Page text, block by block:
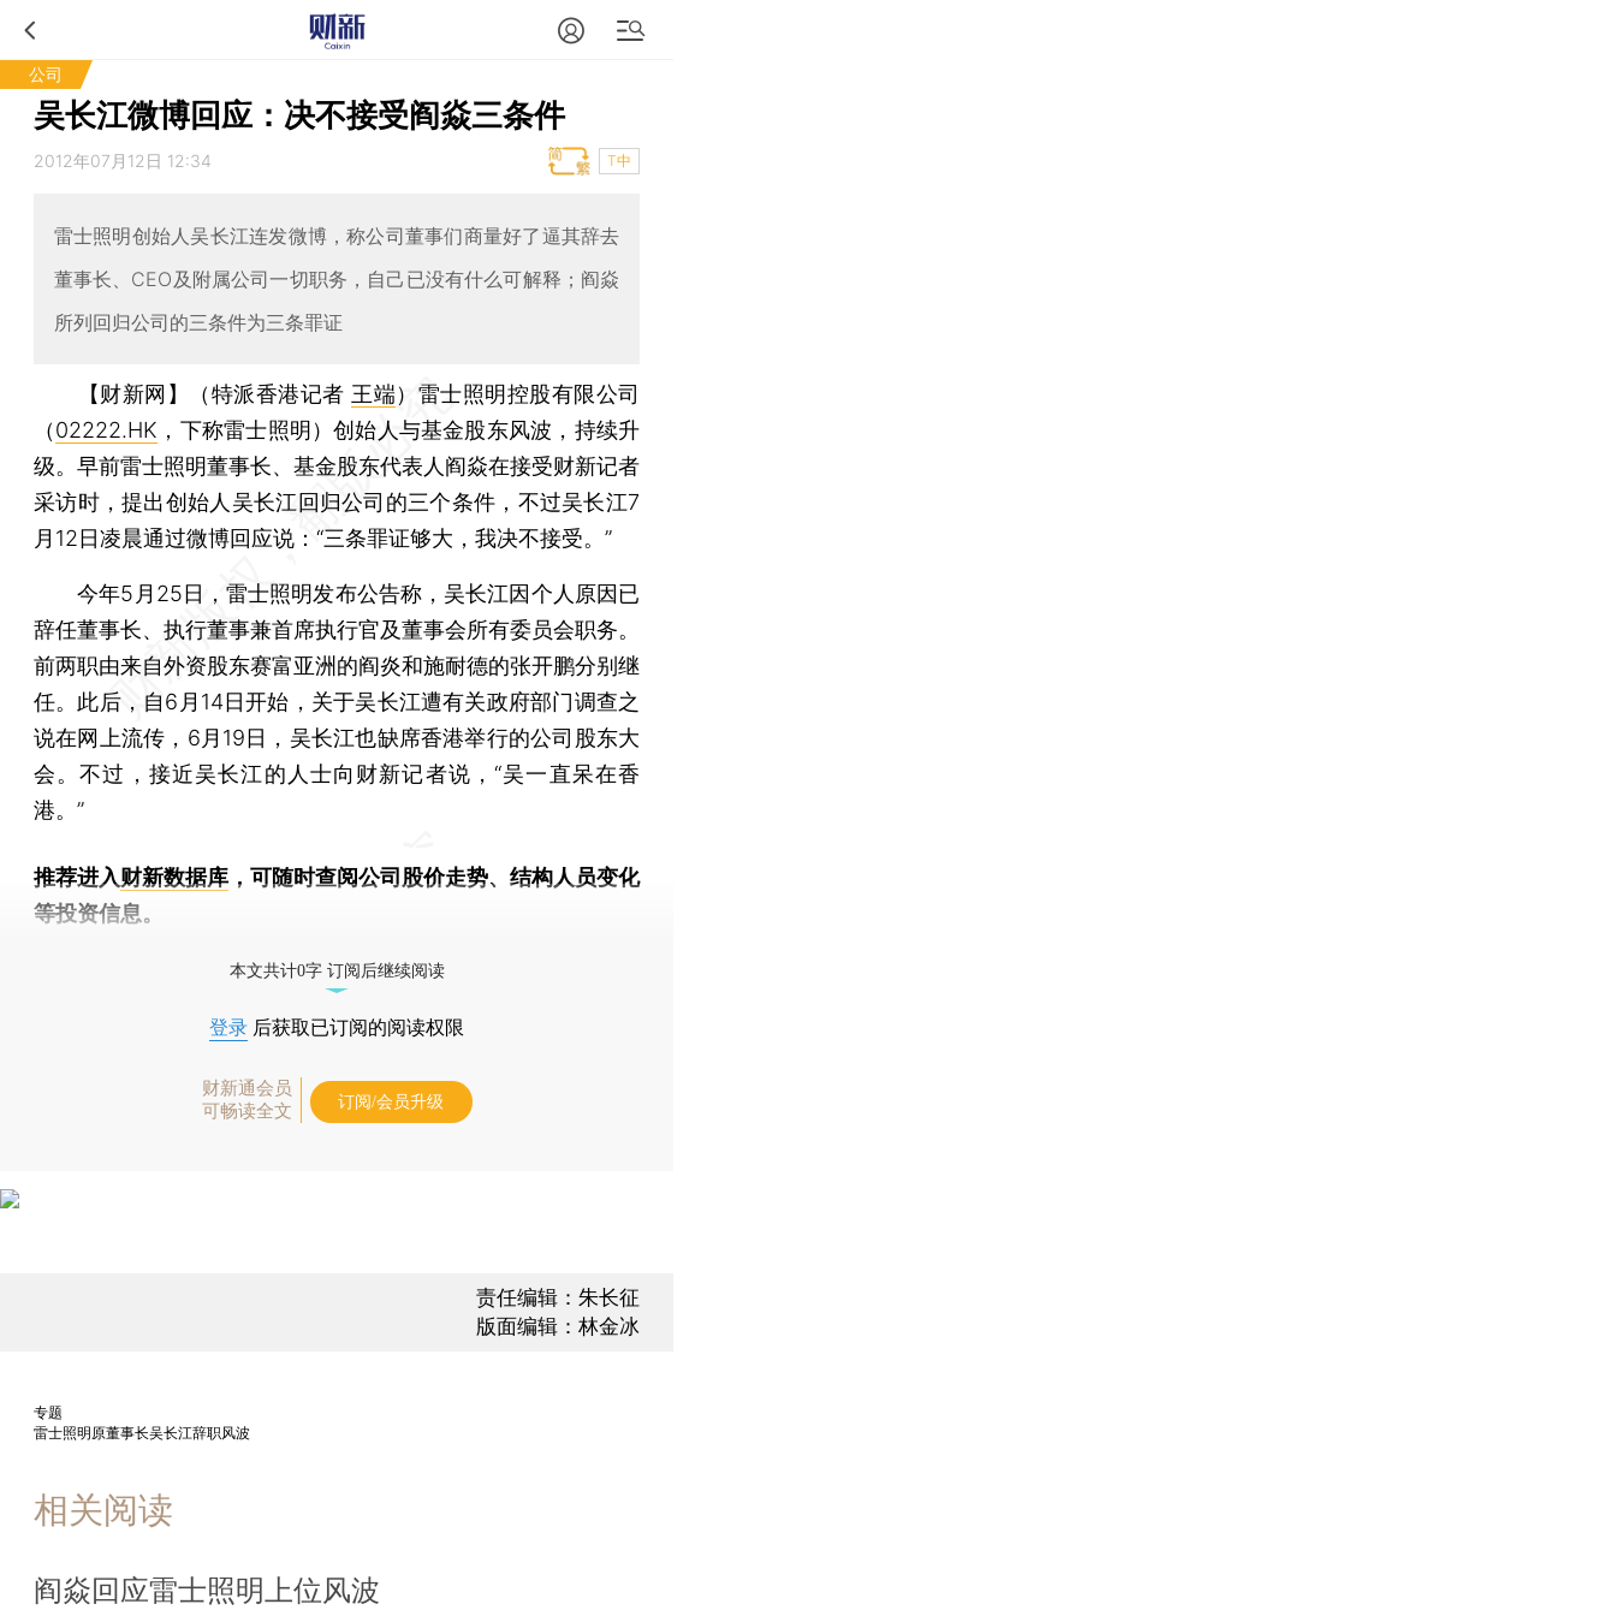
公司
吴长江微博回应：决不接受阎焱三条件
2012年07月12日 12:34 T中
雷士照明创始人吴长江连发微博，称公司董事们商量好了逼其辞去
董事长、CEO及附属公司一切职务，自己已没有什么可解释；阎焱
所列回归公司的三条件为三条罪证
【财新网】（特派香港记者 王端） 雷士照明控股有限公司
（02222.HK ，下称雷士照明）创始人与基金股东风波，持续升
级。早前雷士照明董事长、基金股东代表人阎焱在接受财新记者
采访时，提出创始人吴长江回归公司的三个条件，不过吴长江7
月12日凌晨通过微博回应说：“三条罪证够大，我决不接受。”
今年5月25日，雷士照明发布公告称，吴长江因个人原因已
辞任董事长、执行董事兼首席执行官及董事会所有委员会职务。
前两职由来自外资股东赛富亚洲的阎炎和施耐德的张开鹏分别继
任。此后，自6月14日开始，关于吴长江遭有关政府部门调查之
说在网上流传，6月19日，吴长江也缺席香港举行的公司股东大
会。不过，接近吴长江的人士向财新记者说，“吴一直呆在香
港。”
推荐进入财新数据库 ，可随时查阅公司股价走势、结构人员变化
等投资信息。
本文共计0字 订阅后继续阅读
登录 后获取已订阅的阅读权限
财新通会员
可畅读全文
订阅/会员升级
责任编辑：朱长征
版面编辑：林金冰
专题
雷士照明原董事长吴长江辞职风波
相关阅读
阎焱回应雷士照明上位风波